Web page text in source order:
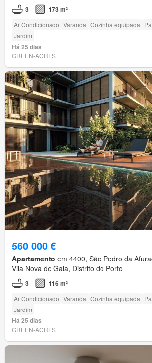
3 173 m²
Ar Condicionado Varanda Cozinha equipada
Jardim
Há 25 dias
GREEN-ACRES
560 000 €
Apartamento em 4400, São Pedro da
Vila Nova de Gaia, Distrito do Porto
3 116 m²
Ar Condicionado Varanda Cozinha equipada
Jardim
Há 25 dias
GREEN-ACRES